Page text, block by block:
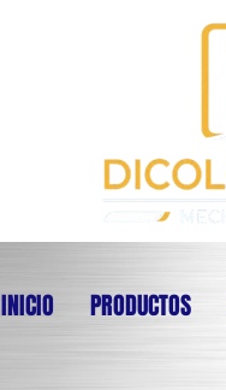
INICIO PRODUCTOS